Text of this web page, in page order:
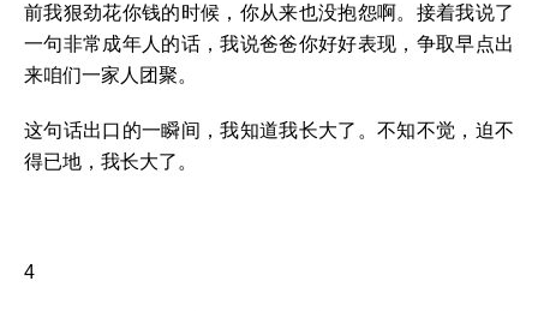
前我狠劲花你钱的时候，你从来也没抱怨啊。接着我说了
一句非常成年人的话，我说爸爸你好好表现，争取早点出
来咱们一家人团聚。
这句话出口的一瞬间，我知道我长大了。不知不觉，迫不
得已地，我长大了。
4